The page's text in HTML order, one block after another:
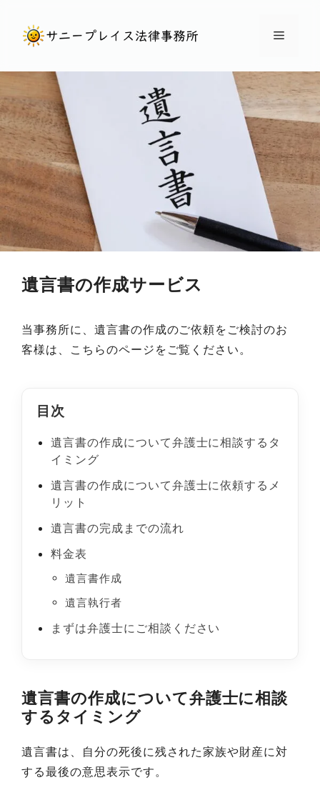
ン
へ
ス
キ
ッ
プ
メ
ニ
ュ
ー
遺言書の作成サービス
当事務所に、遺言書の作成のご依頼をご検討のお
客様は、こちらのページをご覧ください。
目次
遺言書の作成について弁護士に相談するタ
イミング
遺言書の作成について弁護士に依頼するメ
リット
遺言書の完成までの流れ
料金表
遺言書作成
遺言執行者
まずは弁護士にご相談ください
遺言書の作成について弁護士に相談
するタイミング
遺言書は、自分の死後に残された家族や財産に対
する最後の意思表示です。